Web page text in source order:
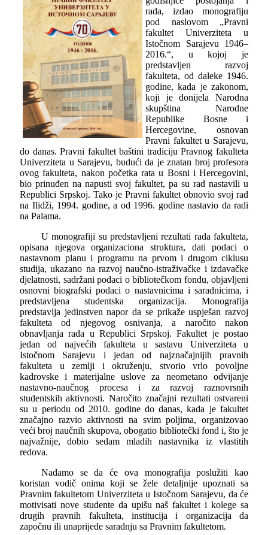
rada, izdao monografiju
pod naslovom „Pravni
fakultet Univerziteta u
Istočnom Sarajevu 1946–
2016.“, u kojoj je
predstavljen razvoj
fakulteta, od daleke 1946.
godine, kada je zakonom,
koji je donijela Narodna
skupština Narodne
Republike Bosne i
Hercegovine, osnovan
Pravni fakultet u Sarajevu,
do danas. Pravni fakultet baštini tradiciju Pravnog fakulteta
Univerziteta u Sarajevu, budući da je znatan broj profesora
ovog fakulteta, nakon početka rata u Bosni i Hercegovini,
bio prinuđen na napusti svoj fakultet, pa su rad nastavili u
Republici Srpskoj. Tako je Pravni fakultet obnovio svoj rad
na Ilidži, 1994. godine, a od 1996. godine nastavio da radi
na Palama.
U monografiji su predstavljeni rezultati rada fakulteta,
opisana njegova organizaciona struktura, dati podaci o
nastavnom planu i programu na prvom i drugom ciklusu
studija, ukazano na razvoj naučno-istraživačke i izdavačke
djelatnosti, sadržani podaci o bibliotečkom fondu, objavljeni
osnovni biografski podaci o nastavnicima i saradnicima, i
predstavljena studentska organizacija. Monografija
predstavlja jedinstven napor da se prikaže uspješan razvoj
fakulteta od njegovog osnivanja, a naročito nakon
obnavljanja rada u Republici Srpskoj. Fakultet je postao
jedan od najvećih fakulteta u sastavu Univerziteta u
Istočnom Sarajevu i jedan od najznačajnijih pravnih
fakulteta u zemlji i okruženju, stvorio vrlo povoljne
kadrovske i materijalne uslove za neometano odvijanje
nastavno-naučnog procesa i za razvoj raznovrsnih
studentskih aktivnosti. Naročito značajni rezultati ostvareni
su u periodu od 2010. godine do danas, kada je fakultet
značajno razvio aktivnosti na svim poljima, organizovao
veći broj naučnih skupova, obogatio bibliotečki fond i, što je
najvažnije, dobio sedam mladih nastavnika iz vlastitih
redova.
Nadamo se da će ova monografija poslužiti kao
koristan vodič onima koji se žele detaljnije upoznati sa
Pravnim fakultetom Univerziteta u Istočnom Sarajevu, da će
motivisati nove studente da upišu naš fakultet i kolege sa
drugih pravnih fakulteta, institucija i organizacija da
započnu ili unaprijede saradnju sa Pravnim fakultetom.